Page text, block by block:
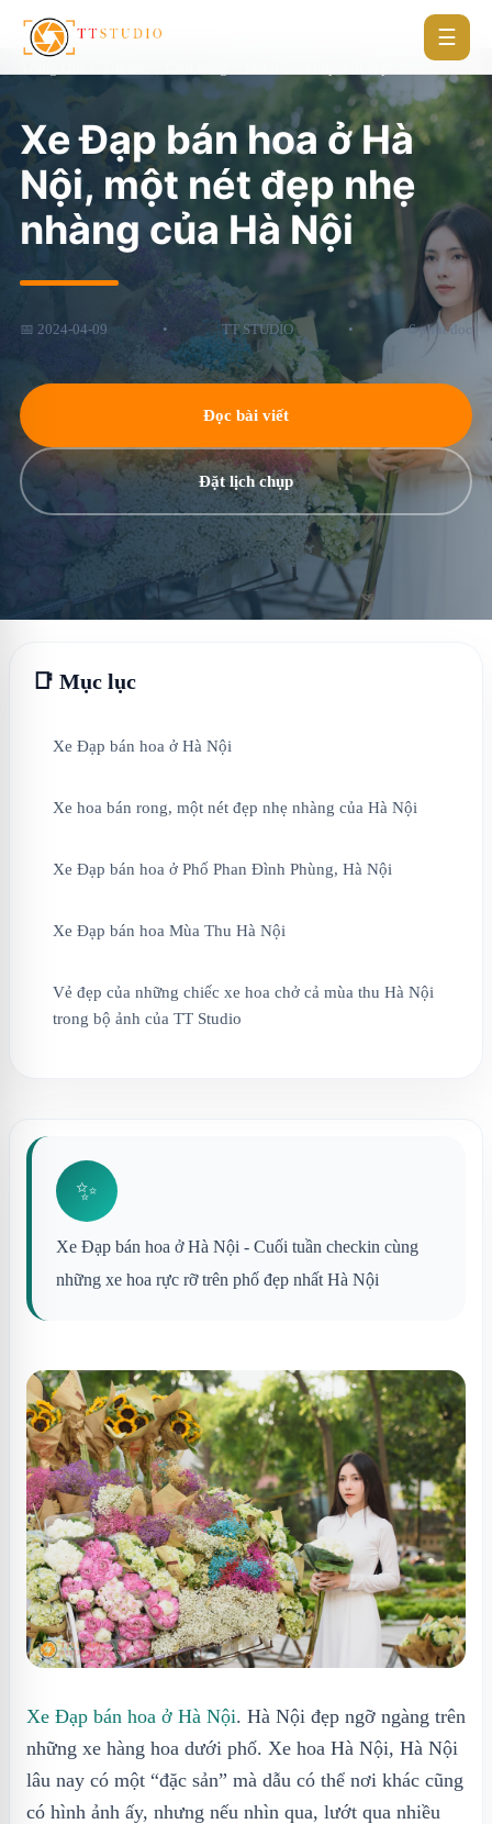
☰
Xe Đạp bán hoa ở Hà
Nội, một nét đẹp nhẹ
nhàng của Hà Nội
📅 2024-04-09 • TT STUDIO • 6 phút đọc
Đọc bài viết
Đặt lịch chụp
📑 Mục lục
Xe Đạp bán hoa ở Hà Nội
Xe hoa bán rong, một nét đẹp nhẹ nhàng của Hà Nội
Xe Đạp bán hoa ở Phố Phan Đình Phùng, Hà Nội
Xe Đạp bán hoa Mùa Thu Hà Nội
Vẻ đẹp của những chiếc xe hoa chở cả mùa thu Hà Nội
trong bộ ảnh của TT Studio
✨
Xe Đạp bán hoa ở Hà Nội - Cuối tuần checkin cùng
những xe hoa rực rỡ trên phố đẹp nhất Hà Nội
Xe Đạp bán hoa ở Hà Nội. Hà Nội đẹp ngỡ ngàng trên
những xe hàng hoa dưới phố. Xe hoa Hà Nội, Hà Nội
lâu nay có một “đặc sản” mà dẫu có thể nơi khác cũng
có hình ảnh ấy, nhưng nếu nhìn qua, lướt qua nhiều